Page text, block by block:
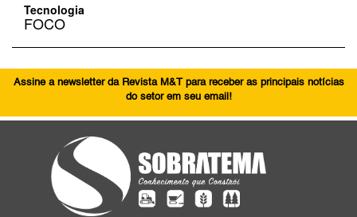
Tecnologia
FOCO
Assine a newsletter da Revista M&T para receber as principais notícias
do setor em seu email!